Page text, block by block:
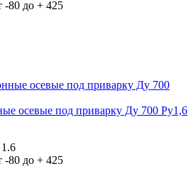
-80 до + 425
осевые под приварку Ду 700 Ру1,6
-80 до + 425